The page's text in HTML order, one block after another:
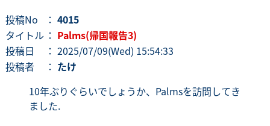
投稿No ： 4015
タイトル ： Palms(帰国報告3)
投稿日
： 2025/07/09(Wed) 15:54:33
投稿者
： たけ
10年ぶりぐらいでしょうか、Palmsを訪問してき
ました.